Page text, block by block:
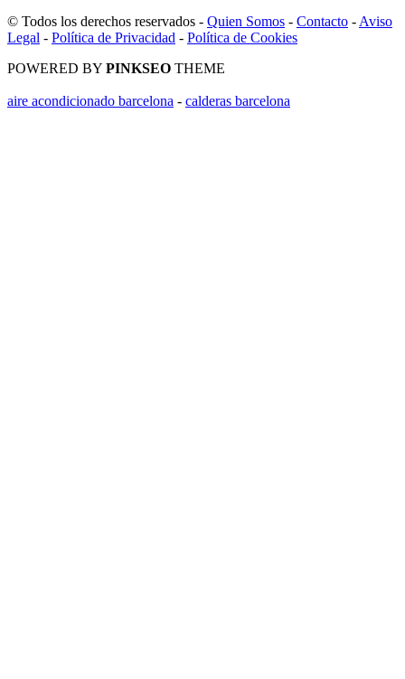
© Todos los derechos reservados - Quien Somos - Contacto - Aviso
Legal - Política de Privacidad - Política de Cookies
POWERED BY PINKSEO THEME
aire acondicionado barcelona - calderas barcelona